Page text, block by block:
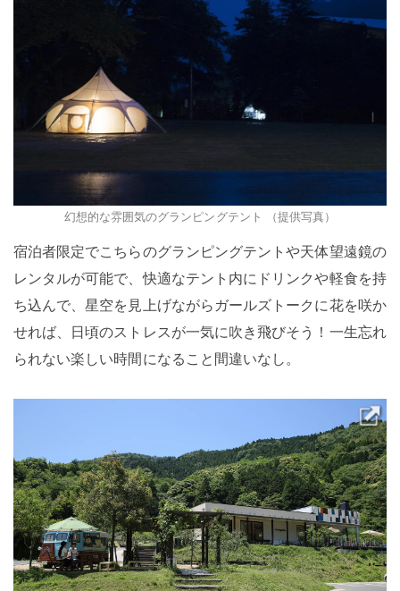
幻想的な雰囲気のグランピングテント （提供写真）
宿泊者限定でこちらのグランピングテントや天体望遠鏡の
レンタルが可能で、快適なテント内にドリンクや軽食を持
ち込んで、星空を見上げながらガールズトークに花を咲か
せれば、日頃のストレスが一気に吹き飛びそう！一生忘れ
られない楽しい時間になること間違いなし。